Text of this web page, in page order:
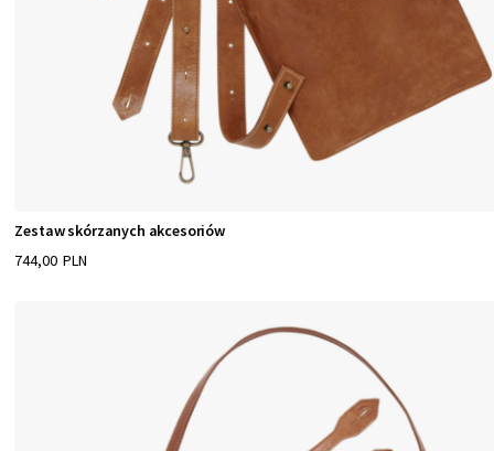
Zestaw skórzanych akcesoriów
744,00 PLN